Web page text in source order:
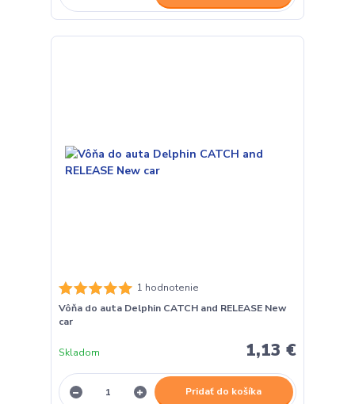
1 hodnotenie
Vôňa do auta Delphin CATCH and RELEASE New
car
1,13 €
Skladom
Pridať do košíka